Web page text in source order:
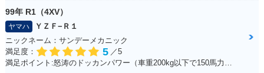
99年 R1（4XV）
ヤマハ
ＹＺＦ−Ｒ１
ニックネーム：サンデーメカニック
満足度：
5 ／5
満足ポイント:怒涛のドッカンパワー（車重200kg以下で150馬力） 最新SSほどのパワーはでてませんが、それでもPWR1.3と鋭い加速をします！ カウルがクイックファスナーの為、簡単脱着、整備がとてもし易いのもお気に入り。 車体は固過ぎず程よくしなりがあり、以外と街乗りも楽にこなせます。 99年は逆輸入車の為、リミッターカットなし、240kmまでスムーズに伸び、 サーキット走行も十分楽しめ、タイムアタックもそこそこ行けますが、 やはり、ツイスティロード最速というコンセプトから、ワインディング走行が一番気持ちよく走れます。 整備性も良く、街乗り～サーキット走行と幅広い守備範囲 人馬一体を体験でき、バイクを操る喜びを教えてくれる楽しい相棒です☆